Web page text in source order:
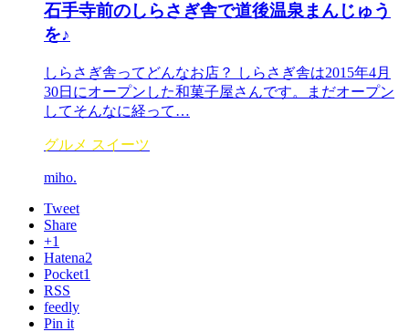
石手寺前のしらさぎ舎で道後温泉まんじゅう
を♪
しらさぎ舎ってどんなお店？ しらさぎ舎は2015年4月
30日にオープンした和菓子屋さんです。まだオープン
してそんなに経って…
グルメ スイーツ
miho.
Tweet
Share
+1
Hatena2
Pocket1
RSS
feedly
Pin it